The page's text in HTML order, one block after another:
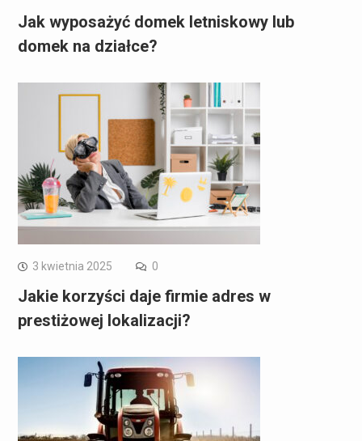
Jak wyposażyć domek letniskowy lub
domek na działce?
3 kwietnia 2025 0
Jakie korzyści daje firmie adres w
prestiżowej lokalizacji?